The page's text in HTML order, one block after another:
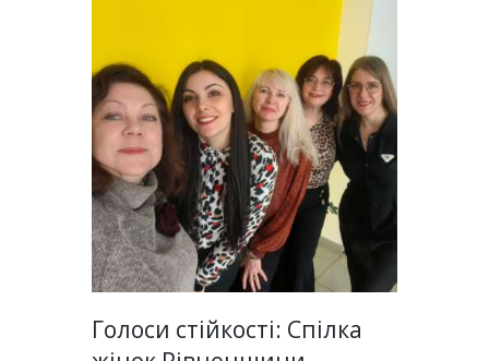
Голоси стійкості: Спілка